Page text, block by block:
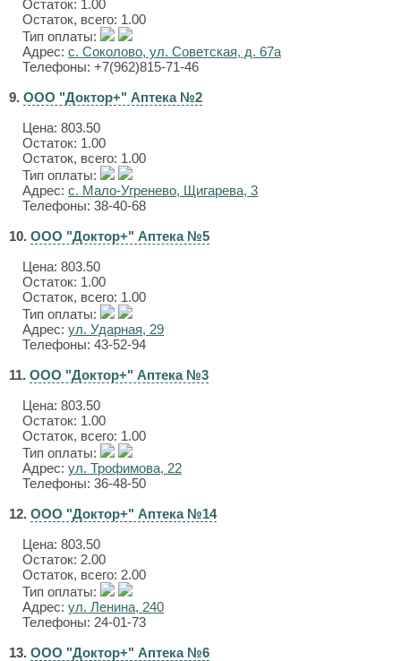
Остаток: 1.00
Остаток, всего: 1.00
Тип оплаты:
Адрес: с. Соколово, ул. Советская, д. 67а
Телефоны: +7(962)815-71-46
9. ООО "Доктор+" Аптека №2
Цена: 803.50
Остаток: 1.00
Остаток, всего: 1.00
Тип оплаты:
Адрес: с. Мало-Угренево, Щигарева, 3
Телефоны: 38-40-68
10. ООО "Доктор+" Аптека №5
Цена: 803.50
Остаток: 1.00
Остаток, всего: 1.00
Тип оплаты:
Адрес: ул. Ударная, 29
Телефоны: 43-52-94
11. ООО "Доктор+" Аптека №3
Цена: 803.50
Остаток: 1.00
Остаток, всего: 1.00
Тип оплаты:
Адрес: ул. Трофимова, 22
Телефоны: 36-48-50
12. ООО "Доктор+" Аптека №14
Цена: 803.50
Остаток: 2.00
Остаток, всего: 2.00
Тип оплаты:
Адрес: ул. Ленина, 240
Телефоны: 24-01-73
13. ООО "Доктор+" Аптека №6